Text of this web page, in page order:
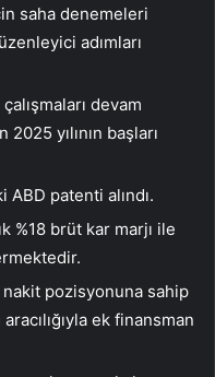
saha denemeleri
adımları
devam
yılının başları
patenti alındı.
%18 brüt kar marjı ile
pozisyonuna sahip
ek finansman